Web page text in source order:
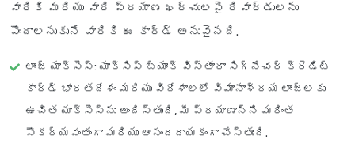
వారికి మరియు వారి ప్రయాణ ఖర్చులపై రివార్డులను
పొందాలనుకునే వారికి ఈ కార్డ్ అనువైనది.
లాంజ్ యాక్సెస్: యాక్సిస్ బ్యాంక్ విస్తారా సిగ్నేచర్ క్రెడిట్
కార్డ్ భారతదేశం మరియు విదేశాలలో విమానాశ్రయ లాంజ్‌లకు
ఉచిత యాక్సెస్‌ను అందిస్తుంది, మీ ప్రయాణాన్ని మరింత
సౌకర్యవంతంగా మరియు ఆనందదాయకంగా చేస్తుంది.